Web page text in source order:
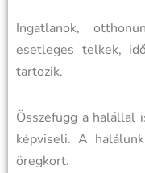
Ingatlanok,
esetleges telkek,
tartozik.
Összefügg a halállal
képviseli. A
öregkort.